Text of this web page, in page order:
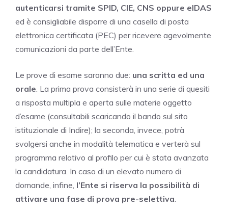
autenticarsi tramite SPID, CIE, CNS oppure eIDAS
ed è consigliabile disporre di una casella di posta
elettronica certificata (PEC) per ricevere agevolmente
comunicazioni da parte dell’Ente.
Le prove di esame saranno due: una scritta ed una
orale. La prima prova consisterà in una serie di quesiti
a risposta multipla e aperta sulle materie oggetto
d’esame (consultabili scaricando il bando sul sito
istituzionale di Indire); la seconda, invece, potrà
svolgersi anche in modalità telematica e verterà sul
programma relativo al profilo per cui è stata avanzata
la candidatura. In caso di un elevato numero di
domande, infine, l’Ente si riserva la possibilità di
attivare una fase di prova pre-selettiva.